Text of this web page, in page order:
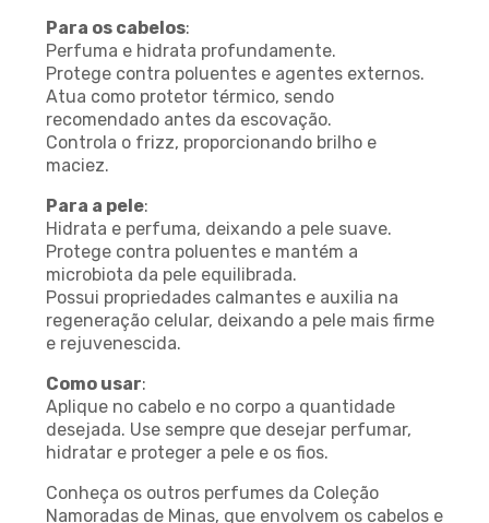
Para os cabelos:
Perfuma e hidrata profundamente.
Protege contra poluentes e agentes externos.
Atua como protetor térmico, sendo
recomendado antes da escovação.
Controla o frizz, proporcionando brilho e
maciez.
Para a pele:
Hidrata e perfuma, deixando a pele suave.
Protege contra poluentes e mantém a
microbiota da pele equilibrada.
Possui propriedades calmantes e auxilia na
regeneração celular, deixando a pele mais firme
e rejuvenescida.
Como usar:
Aplique no cabelo e no corpo a quantidade
desejada. Use sempre que desejar perfumar,
hidratar e proteger a pele e os fios.
Conheça os outros perfumes da Coleção
Namoradas de Minas, que envolvem os cabelos e